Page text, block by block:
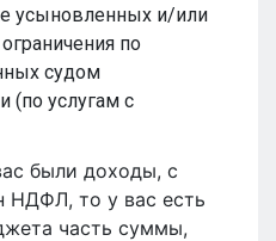
усыновленных и/или
по
судом
(по услугам с
были доходы, с
НДФЛ, то у вас есть
часть суммы,